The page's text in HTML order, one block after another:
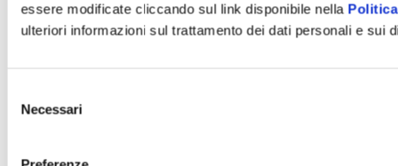
essere modificate cliccando sul link disponibile nella
ulteriori informazioni sul trattamento dei dati personali e sui
delNecessari